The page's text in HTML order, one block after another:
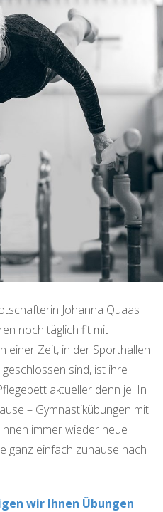
Johanna Quaas
noch täglich fit mit
einer Zeit, in der Sporthallen
sind, ist ihre
aktueller denn je. In
– Gymnastikübungen mit
immer wieder neue
ganz einfach zuhause nach
wir Ihnen Übungen